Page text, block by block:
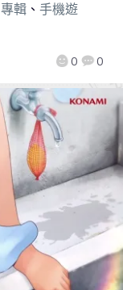
0 0
專輯、 手機遊